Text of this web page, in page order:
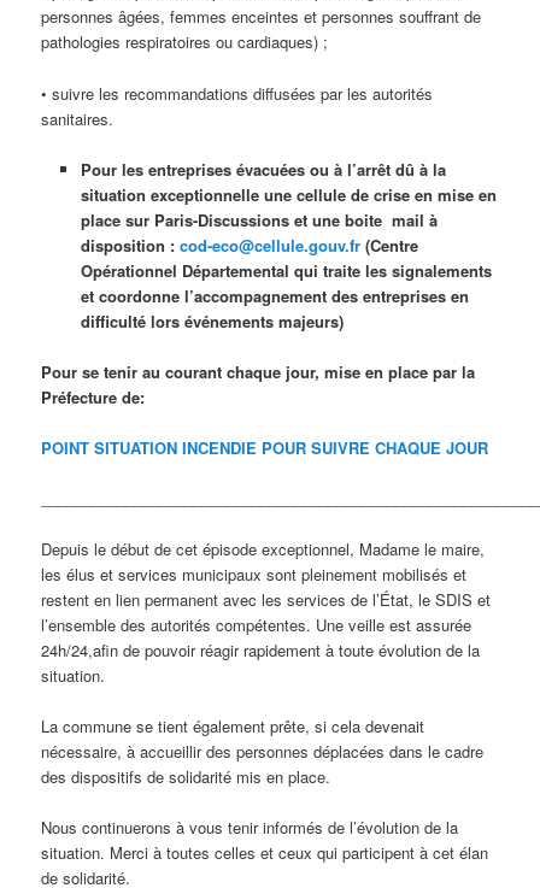
personnes âgées, femmes enceintes et personnes souffrant de
pathologies respiratoires ou cardiaques) ;
• suivre les recommandations diffusées par les autorités
sanitaires.
Pour les entreprises évacuées ou à l’arrêt dû à la
situation exceptionnelle une cellule de crise en mise en
place sur Paris-Discussions et une boite mail à
disposition : cod-eco@cellule.gouv.fr(Centre
Opérationnel Départemental qui traite les signalements
et coordonne l’accompagnement des entreprises en
difficulté lors événements majeurs)
Pour se tenir au courant chaque jour, mise en place par la
Préfecture de:
POINT SITUATION INCENDIE POUR SUIVRE CHAQUE JOUR
Depuis le début de cet épisode exceptionnel, Madame le maire,
les élus et services municipaux sont pleinement mobilisés et
restent en lien permanent avec les services de l’État, le SDIS et
l’ensemble des autorités compétentes. Une veille est assurée
24h/24,afin de pouvoir réagir rapidement à toute évolution de la
situation.
La commune se tient également prête, si cela devenait
nécessaire, à accueillir des personnes déplacées dans le cadre
des dispositifs de solidarité mis en place.
Nous continuerons à vous tenir informés de l’évolution de la
situation. Merci à toutes celles et ceux qui participent à cet élan
de solidarité.